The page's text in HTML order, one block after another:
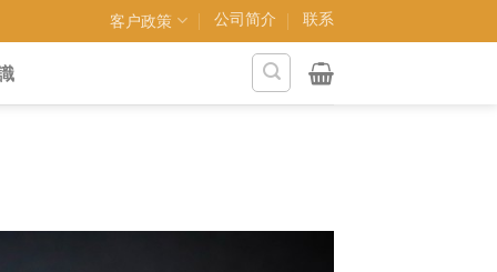
客户政策 公司简介 联系